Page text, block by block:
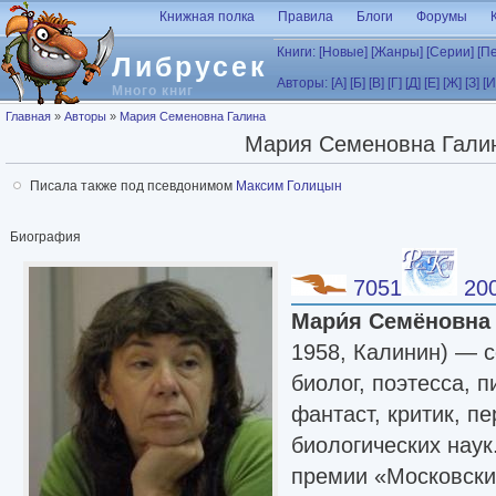
Перейти к основному содержанию
Либрусек
Много книг
Книжная полка Правила Блоги Форумы
Книги: [Новые] [Жанры] [Серии]
Авторы: [А] [Б] [В] [Г] [Д] [Е] [Ж] [З]
Вы здесь
Главная » Авторы » Мария Семеновна Галина
Мария Семеновна
Писала также под псевдонимом Максим Голицын
Биография
7051
Мари́я Семёновна
1958, Калинин) —
биолог, поэтесса,
фантаст, критик,
биологических
премии